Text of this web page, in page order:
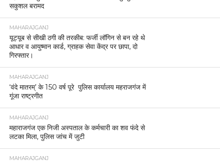
सकुशल बरामद
MAHARAJGANJ
यूट्यूब से सीखी ठगी की तरकीब: फर्जी लॉगिन से बन रहे थे
आधार व आयुष्मान कार्ड, ग्राहक सेवा केंद्र पर छापा, दो
गिरफ्तार।
MAHARAJGANJ
‘वंदे मातरम्’ के 150 वर्ष पूरे पुलिस कार्यालय महराजगंज में
गूंजा राष्ट्रगीत
MAHARAJGANJ
महाराजगंज एक निजी अस्पताल के कर्मचारी का शव फंदे से
लटका मिला, पुलिस जांच में जुटी
MAHARAJGANJ